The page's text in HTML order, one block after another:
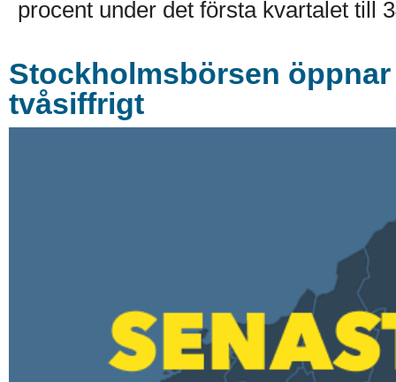
procent under det första kvartalet till
Stockholmsbörsen
tvåsiffrigt